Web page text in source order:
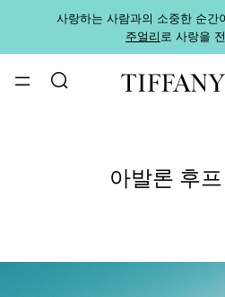
사랑하는 사람과의 소중한 순간
주얼리로 사랑을
아발론 후